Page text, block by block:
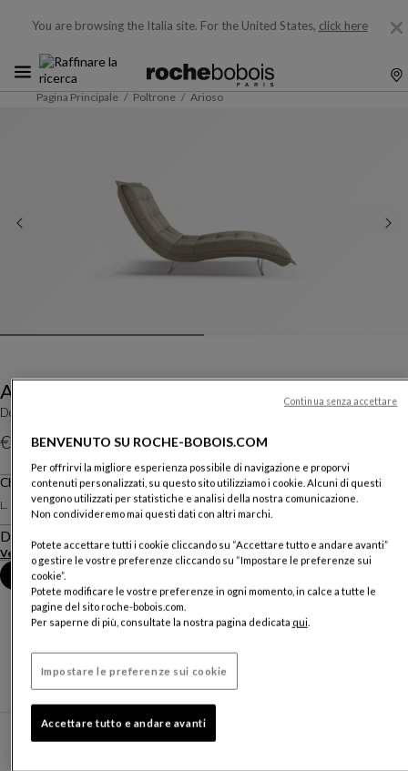
You are browsing the Italia site. For the United States, click here
Pagina Principale Poltrone Arioso
Arioso
Design
€ 3.650
Prezzo valevole in Italia, escluse spese di consegna
Chaise Longue
L. 162 X H. 87 X P. 82 Cm
Descrizione
Vedere di più
BENVENUTO SU ROCHE-BOBOIS.COM
Per offrirvi la migliore esperienza possibile di navigazione e proporvi
contenuti personalizzati, su questo sito utilizziamo i cookie. Alcuni di questi
vengono utilizzati per statistiche e analisi della nostra comunicazione.
Non condivideremo mai questi dati con altri marchi.
Potete accettare tutti i cookie cliccando su “Accettare tutto e andare avanti”
o gestire le vostre preferenze cliccando su “Impostare le preferenze sui
cookie”.
Potete modificare le vostre preferenze in ogni momento, in calce a tutte le
pagine del sito roche-bobois.com.
Per saperne di più, consultate la nostra pagina dedicata qui.
Impostare le preferenze sui cookie
Accettare tutto e andare avanti
Continua senza accettare